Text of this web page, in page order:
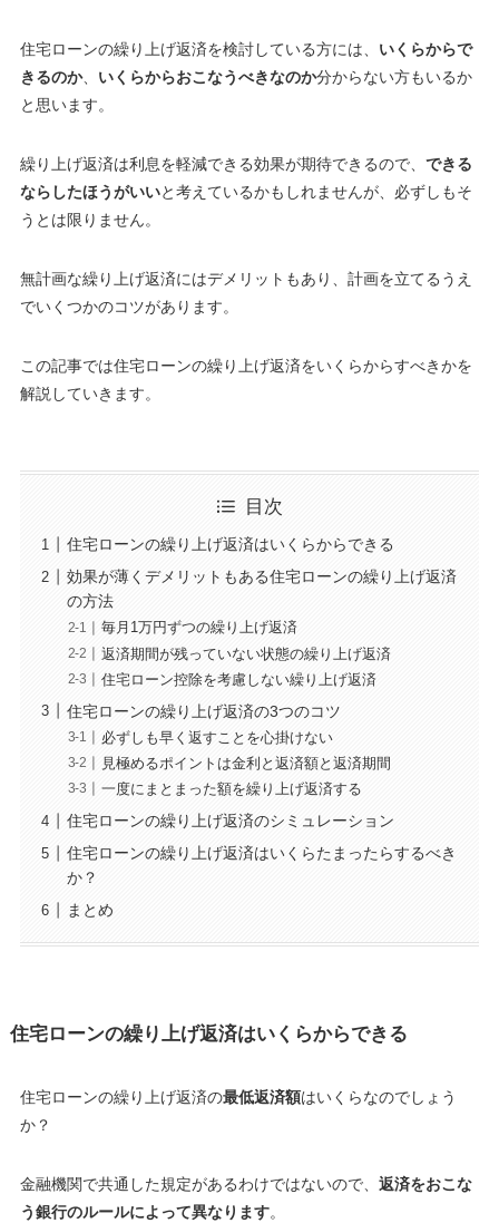
住宅ローンの繰り上げ返済を検討している方には、 いくらからで
きるのか、 いくらからおこなうべきなのか分からない方もいるか
と思います。
繰り上げ返済は利息を軽減できる効果が期待できるので、 できる
ならしたほうがいいと考えているかもしれませんが、 必ずしもそ
うとは限りません。
無計画な繰り上げ返済にはデメリットもあり、計画を立てるうえ
でいくつかのコツがあります。
この記事では住宅ローンの繰り上げ返済をいくらからすべきかを
解説していきます。
目次
住宅ローンの繰り上げ返済はいくらからできる
効果が薄くデメリットもある住宅ローンの繰り上げ返済
の方法
毎月1万円ずつの繰り上げ返済
返済期間が残っていない状態の繰り上げ返済
住宅ローン控除を考慮しない繰り上げ返済
住宅ローンの繰り上げ返済の3つのコツ
必ずしも早く返すことを心掛けない
見極めるポイントは金利と返済額と返済期間
一度にまとまった額を繰り上げ返済する
住宅ローンの繰り上げ返済のシミュレーション
住宅ローンの繰り上げ返済はいくらたまったらするべき
か？
まとめ
住宅ローンの繰り上げ返済はいくらからできる
住宅ローンの繰り上げ返済の最低返済額はいくらなのでしょう
か？
金融機関で共通した規定があるわけではないので、 返済をおこな
う銀行のルールによって異なります。